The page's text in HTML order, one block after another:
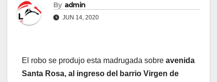
By admin
JUN 14, 2020
El robo se produjo esta madrugada sobre avenida
Santa Rosa, al ingreso del barrio Virgen de